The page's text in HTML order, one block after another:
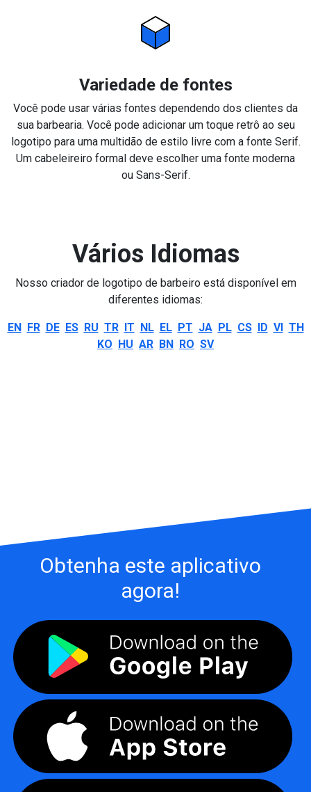
Variedade de fontes
Você pode usar várias fontes dependendo dos clientes da
sua barbearia. Você pode adicionar um toque retrô ao seu
logotipo para uma multidão de estilo livre com a fonte Serif.
Um cabeleireiro formal deve escolher uma fonte moderna
ou Sans-Serif.
Vários Idiomas
Nosso criador de logotipo de barbeiro está disponível em
diferentes idiomas:
EN FR DE ES RU TR IT NL EL PT JA PL CS ID VI TH
KO HU AR BN RO SV
Obtenha este aplicativo
agora!